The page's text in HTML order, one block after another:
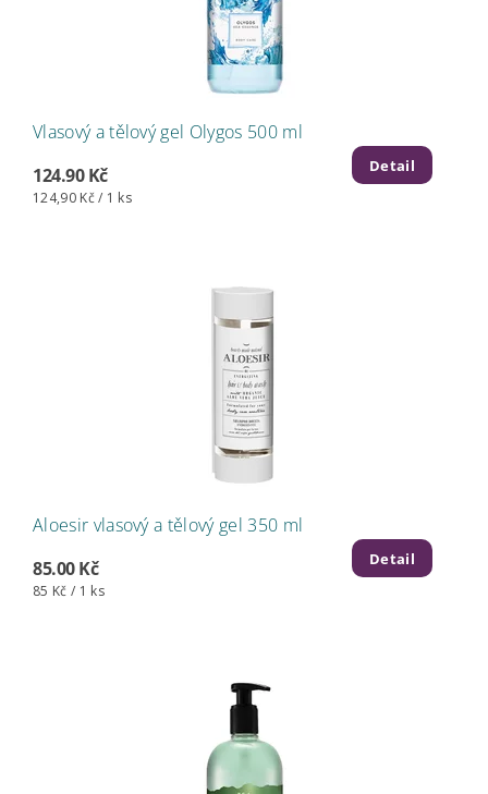
Vlasový a tělový gel Olygos 500 ml
124.90 Kč
124,90 Kč / 1 ks
Detail
Aloesir vlasový a tělový gel 350 ml
85.00 Kč
85 Kč / 1 ks
Detail